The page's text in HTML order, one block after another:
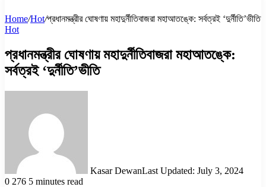
Home/Hot/প্রধানমন্ত্রীর ঘোষণায় মহাদুর্নীতিবাজরা মহাআতঙ্কে: সর্বত্রই ‘দুর্নীতি’ভীতি
Hot
প্রধানমন্ত্রীর ঘোষণায় মহাদুর্নীতিবাজরা মহাআতঙ্কে:
সর্বত্রই ‘দুর্নীতি’ভীতি
Kasar DewanLast Updated: July 3, 2024
0 276 5 minutes read